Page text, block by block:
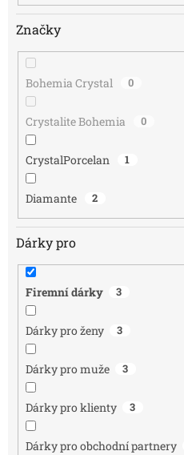
Značky
Bohemia Crystal 0
Crystalite Bohemia 0
CrystalPorcelan 1
Diamante 2
Dárky pro
Firemní dárky 3
Dárky pro ženy 3
Dárky pro muže 3
Dárky pro klienty 3
Dárky pro obchodní partnery